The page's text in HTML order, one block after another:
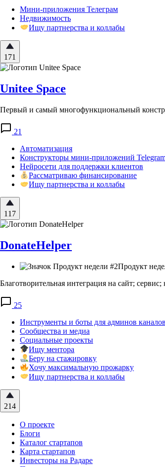
Мини-приложения Телеграм
Недвижимость
Ищу партнерства и коллабы
171
Unitee Space
Первый и самый многофункциональный
21
Автоматизация
Конструкторы мини-приложений
Нейросети для поддержки клиентов
Рассматриваю финансирование
Ищу партнерства и коллабы
117
DonateHelper
Продукт
Благотворительная интеграция на сайт;
25
Инструменты и боты для админов
Сообщества и медиа
Социальные проекты
Ищу ментора
Беру на стажировку
Хочу максимальную прожарку
Ищу партнерства и коллабы
214
О проекте
Блоги
Каталог стартапов
Карта стартапов
Инвесторы на Радаре